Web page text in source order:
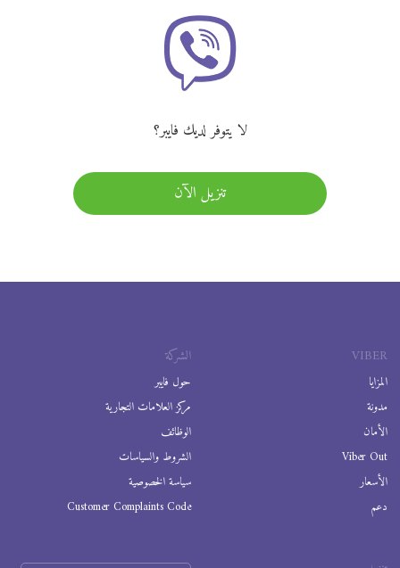
لا يتوفر لديك فايبر؟
تنزيل الآن
VIBER
المزايا
مدونة
الأمان
Viber Out
الأسعار
دعم
الشركة
حول فايبر
مركز العلامات التجارية
الوظائف
الشروط والسياسات
سياسة الخصوصية
Customer Complaints Code